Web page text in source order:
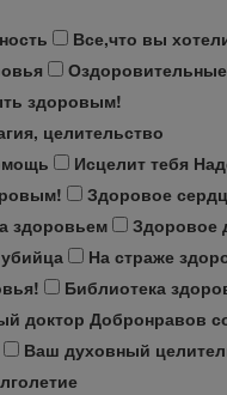
Все,что вы
здоровым!
целительство
Исцелит тебя
Здоровое
здоровьем
Здоровое
На страже
Библиотека
доктор Добронравов
Ваш духовный